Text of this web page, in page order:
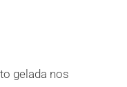
gelada nos